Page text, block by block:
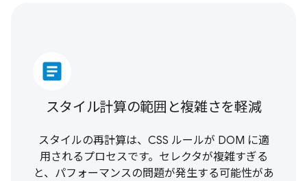
article
スタイル計算の範囲と複雑さを軽減
スタイルの再計算は、CSS ルールが DOM に適
用されるプロセスです。セレクタが複雑すぎる
と、パフォーマンスの問題が発生する可能性があ